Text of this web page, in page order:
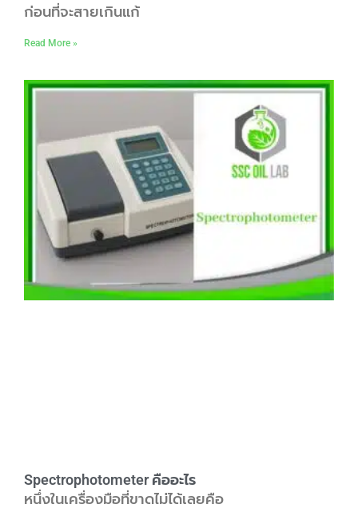
ก่อนที่จะสายเกินแก้
Read More »
Spectrophotometer คืออะไร
หนึ่งในเครื่องมือที่ขาดไม่ได้เลยคือ